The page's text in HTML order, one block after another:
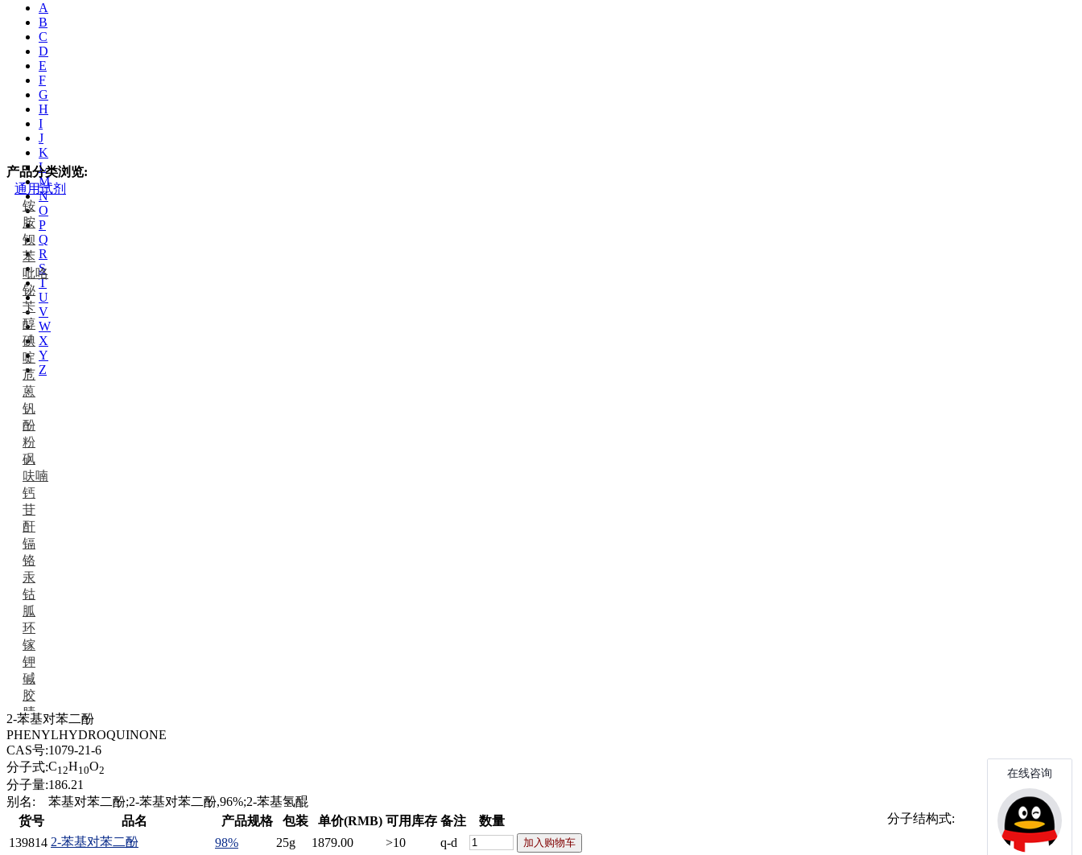
A
B
C
D
E
F
G
H
I
J
K
L
M
N
O
P
Q
R
S
T
U
V
W
X
Y
Z
产品分类浏览:
通用试剂
铵
胺
钡
苯
吡咯
铋
苄
醇
碘
啶
苊
蒽
钒
酚
粉
砜
呋喃
钙
苷
酐
镉
铬
汞
钴
胍
环
镓
钾
碱
胶
腈
精
肼
醌
蜡
锂
啉
磷
膦
2-苯基对苯二酚
PHENYLHYDROQUINONE
CAS号:1079-21-6
分子式:C12H10O2
分子量:186.21
别名:
苯基对苯二酚;2-苯基对苯二酚,96%;2-苯基氢醌
分子结构式:
货号 品名 产品规格 包装 单价(RMB) 可用库存 备注
数量
139814 2-苯基对苯二酚 98% 25g 1879.00 >10
q-d